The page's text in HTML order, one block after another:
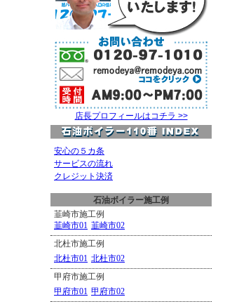
店長プロフィールはコチラ >>
安心の５カ条
サービスの流れ
クレジット決済
石油ボイラー施工例
韮崎市施工例
韮崎市01 韮崎市02
北杜市施工例
北杜市01 北杜市02
甲府市施工例
甲府市01 甲府市02